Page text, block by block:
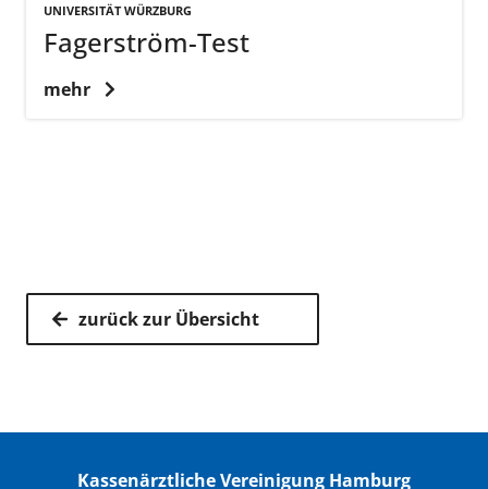
UNIVERSITÄT WÜRZBURG
Fagerström-Test
mehr
zurück zur Übersicht
Kassenärztliche Vereinigung Hamburg